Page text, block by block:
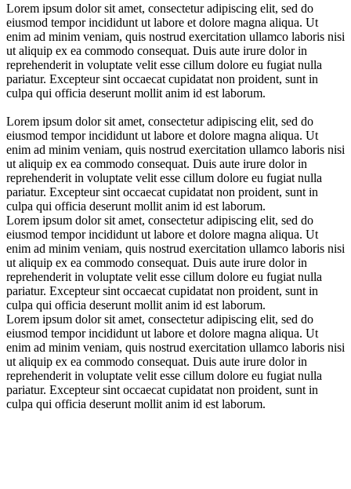
Lorem ipsum dolor sit amet, consectetur adipiscing elit, sed do
eiusmod tempor incididunt ut labore et dolore magna aliqua. Ut
enim ad minim veniam, quis nostrud exercitation ullamco laboris nisi
ut aliquip ex ea commodo consequat. Duis aute irure dolor in
reprehenderit in voluptate velit esse cillum dolore eu fugiat nulla
pariatur. Excepteur sint occaecat cupidatat non proident, sunt in
culpa qui officia deserunt mollit anim id est laborum.
Lorem ipsum dolor sit amet, consectetur adipiscing elit, sed do
eiusmod tempor incididunt ut labore et dolore magna aliqua. Ut
enim ad minim veniam, quis nostrud exercitation ullamco laboris nisi
ut aliquip ex ea commodo consequat. Duis aute irure dolor in
reprehenderit in voluptate velit esse cillum dolore eu fugiat nulla
pariatur. Excepteur sint occaecat cupidatat non proident, sunt in
culpa qui officia deserunt mollit anim id est laborum.
Lorem ipsum dolor sit amet, consectetur adipiscing elit, sed do
eiusmod tempor incididunt ut labore et dolore magna aliqua. Ut
enim ad minim veniam, quis nostrud exercitation ullamco laboris nisi
ut aliquip ex ea commodo consequat. Duis aute irure dolor in
reprehenderit in voluptate velit esse cillum dolore eu fugiat nulla
pariatur. Excepteur sint occaecat cupidatat non proident, sunt in
culpa qui officia deserunt mollit anim id est laborum.
Lorem ipsum dolor sit amet, consectetur adipiscing elit, sed do
eiusmod tempor incididunt ut labore et dolore magna aliqua. Ut
enim ad minim veniam, quis nostrud exercitation ullamco laboris nisi
ut aliquip ex ea commodo consequat. Duis aute irure dolor in
reprehenderit in voluptate velit esse cillum dolore eu fugiat nulla
pariatur. Excepteur sint occaecat cupidatat non proident, sunt in
culpa qui officia deserunt mollit anim id est laborum.